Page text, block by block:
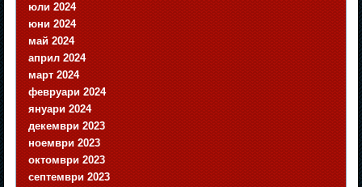
юли 2024
юни 2024
май 2024
април 2024
март 2024
февруари 2024
януари 2024
декември 2023
ноември 2023
октомври 2023
септември 2023